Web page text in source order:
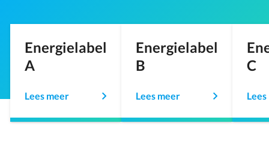
Energielabel
A
Lees meer
Energielabel
B
Lees meer
C